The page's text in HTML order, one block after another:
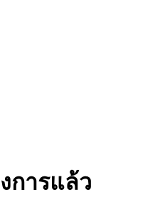
การแล้ว